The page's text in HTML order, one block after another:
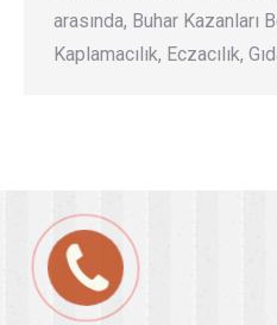
arasında, Buhar Kazanları
Kaplamacılık, Eczacılık,